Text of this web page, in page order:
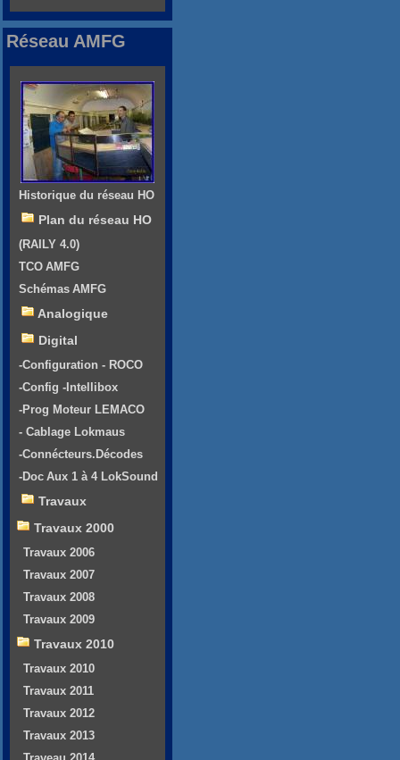
Réseau AMFG
Historique du réseau HO
Plan du réseau HO
(RAILY 4.0)
TCO AMFG
Schémas AMFG
Analogique
Digital
-Configuration - ROCO
-Config -Intellibox
-Prog Moteur LEMACO
- Cablage Lokmaus
-Connécteurs.Décodes
-Doc Aux 1 à 4 LokSound
Travaux
Travaux 2000
Travaux 2006
Travaux 2007
Travaux 2008
Travaux 2009
Travaux 2010
Travaux 2010
Travaux 2011
Travaux 2012
Travaux 2013